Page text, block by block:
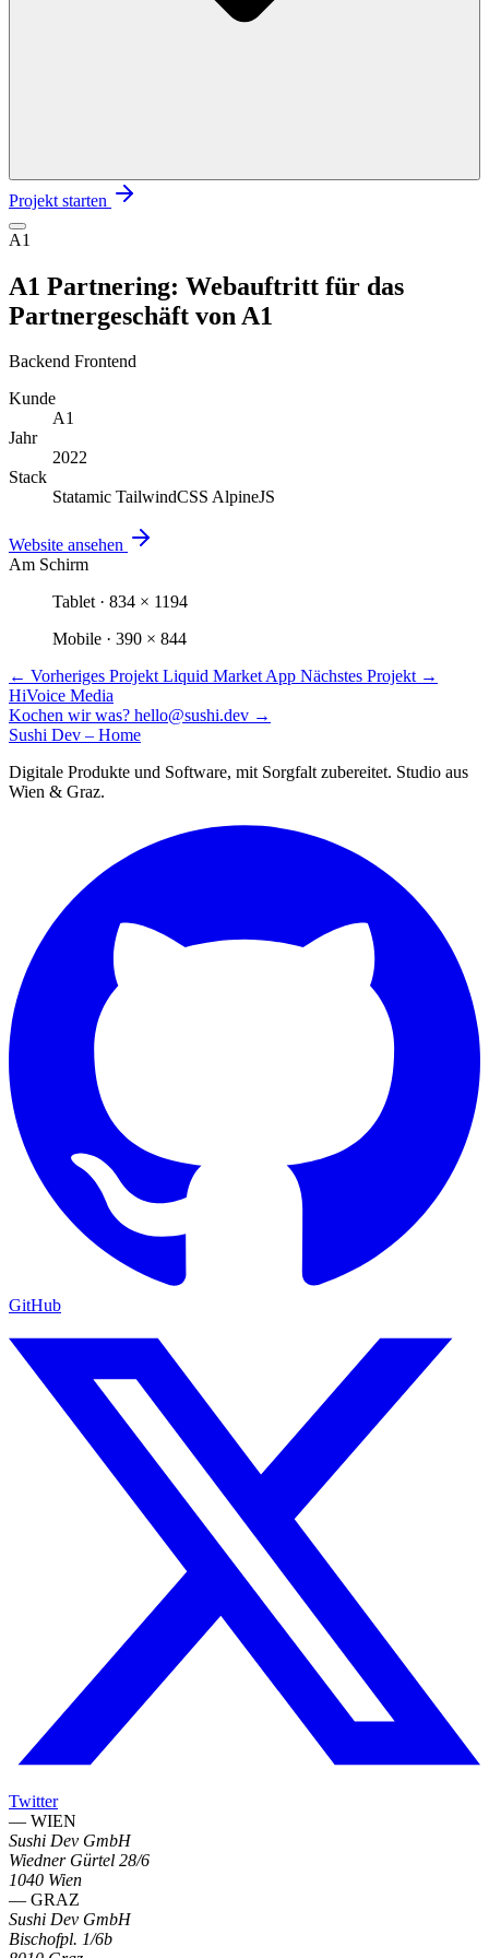
Projekt starten
A1
A1 Partnering: Webauftritt für das
Partnergeschäft von A1
Backend Frontend
Kunde
A1
Jahr
2022
Stack
Statamic TailwindCSS AlpineJS
Website ansehen
Am Schirm
Tablet · 834 × 1194
Mobile · 390 × 844
← Vorheriges ProjektLiquid Market App Nächstes Projekt →
HiVoice Media
Kochen wir was? hello@sushi.dev →
Sushi Dev – Home
Digitale Produkte und Software, mit Sorgfalt zubereitet. Studio aus
Wien & Graz.
GitHub
Twitter
— WIEN
Sushi Dev GmbH
Wiedner Gürtel 28/6
1040 Wien
— GRAZ
Sushi Dev GmbH
Bischofpl. 1/6b